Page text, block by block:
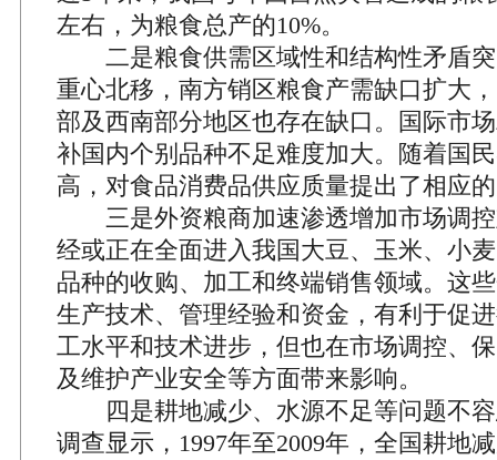
左右，为粮食总产的10%。
二是粮食供需区域性和结构性矛盾突
重心北移，南方销区粮食产需缺口扩大
部及西南部分地区也存在缺口。国际市
补国内个别品种不足难度加大。随着国
高，对食品消费品供应质量提出了相应
三是外资粮商加速渗透增加市场调控
经或正在全面进入我国大豆、玉米、小
品种的收购、加工和终端销售领域。这
生产技术、管理经验和资金，有利于促
工水平和技术进步，但也在市场调控、
及维护产业安全等方面带来影响。
四是耕地减少、水源不足等问题不容
调查显示，1997年至2009年，全国耕地